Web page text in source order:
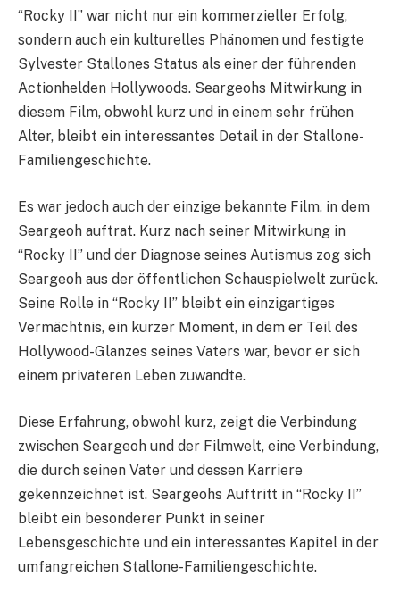
“Rocky II” war nicht nur ein kommerzieller Erfolg,
sondern auch ein kulturelles Phänomen und festigte
Sylvester Stallones Status als einer der führenden
Actionhelden Hollywoods. Seargeohs Mitwirkung in
diesem Film, obwohl kurz und in einem sehr frühen
Alter, bleibt ein interessantes Detail in der Stallone-
Familiengeschichte.
Es war jedoch auch der einzige bekannte Film, in dem
Seargeoh auftrat. Kurz nach seiner Mitwirkung in
“Rocky II” und der Diagnose seines Autismus zog sich
Seargeoh aus der öffentlichen Schauspielwelt zurück.
Seine Rolle in “Rocky II” bleibt ein einzigartiges
Vermächtnis, ein kurzer Moment, in dem er Teil des
Hollywood-Glanzes seines Vaters war, bevor er sich
einem privateren Leben zuwandte.
Diese Erfahrung, obwohl kurz, zeigt die Verbindung
zwischen Seargeoh und der Filmwelt, eine Verbindung,
die durch seinen Vater und dessen Karriere
gekennzeichnet ist. Seargeohs Auftritt in “Rocky II”
bleibt ein besonderer Punkt in seiner
Lebensgeschichte und ein interessantes Kapitel in der
umfangreichen Stallone-Familiengeschichte.